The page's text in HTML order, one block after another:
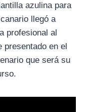
azulina para
llegó a
profesional al
en el
que será su